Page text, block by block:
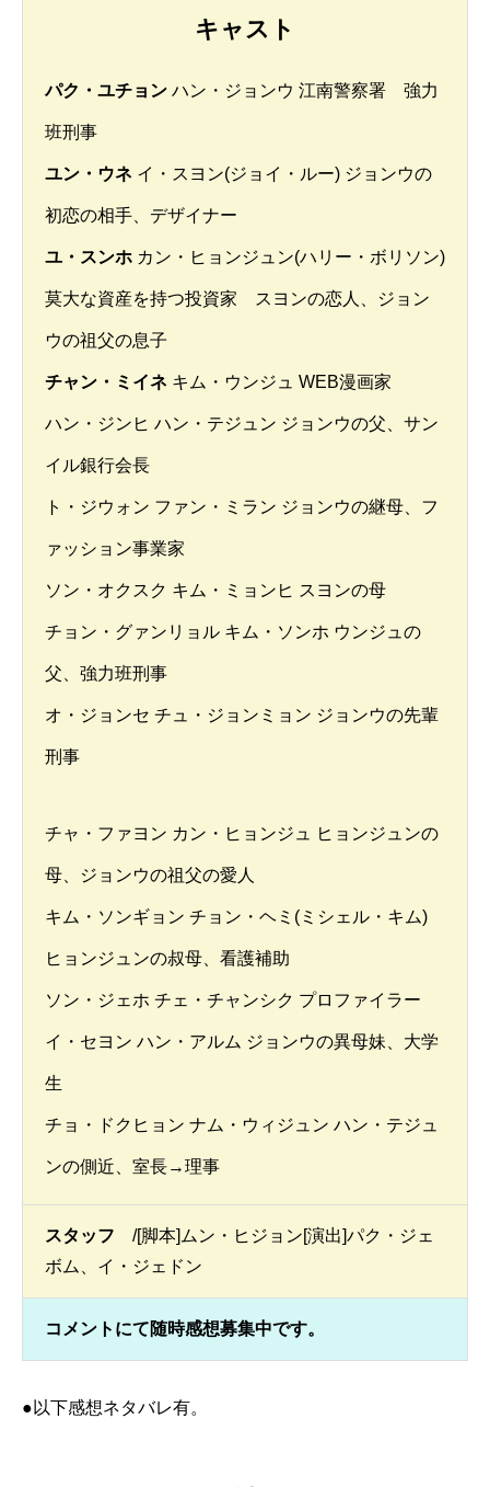
キャスト
パク・ユチョン ハン・ジョンウ 江南警察署 強力
班刑事
ユン・ウネ イ・スヨン(ジョイ・ルー) ジョンウの
初恋の相手、デザイナー
ユ・スンホ カン・ヒョンジュン(ハリー・ボリソン)
莫大な資産を持つ投資家 スヨンの恋人、ジョン
ウの祖父の息子
チャン・ミイネ キム・ウンジュ WEB漫画家
ハン・ジンヒ ハン・テジュン ジョンウの父、サン
イル銀行会長
ト・ジウォン ファン・ミラン ジョンウの継母、フ
ァッション事業家
ソン・オクスク キム・ミョンヒ スヨンの母
チョン・グァンリョル キム・ソンホ ウンジュの
父、強力班刑事
オ・ジョンセ チュ・ジョンミョン ジョンウの先輩
刑事
チャ・ファヨン カン・ヒョンジュ ヒョンジュンの
母、ジョンウの祖父の愛人
キム・ソンギョン チョン・ヘミ(ミシェル・キム)
ヒョンジュンの叔母、看護補助
ソン・ジェホ チェ・チャンシク プロファイラー
イ・セヨン ハン・アルム ジョンウの異母妹、大学
生
チョ・ドクヒョン ナム・ウィジュン ハン・テジュ
ンの側近、室長→理事
スタッフ /[脚本]ムン・ヒジョン[演出]パク・ジェ
ボム、イ・ジェドン
コメントにて随時感想募集中です。
●以下感想ネタバレ有。